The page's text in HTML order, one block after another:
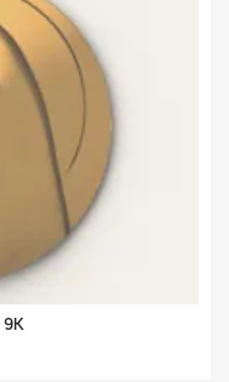
9K